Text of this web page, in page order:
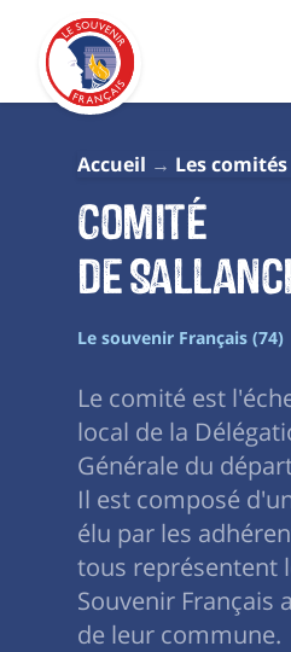
Accueil Les comités
Comité
de
Le souvenir Français (74)
Le comité est
local de la
Générale du
Il est composé
élu par les
tous représentent
Souvenir Français
de leur commune.